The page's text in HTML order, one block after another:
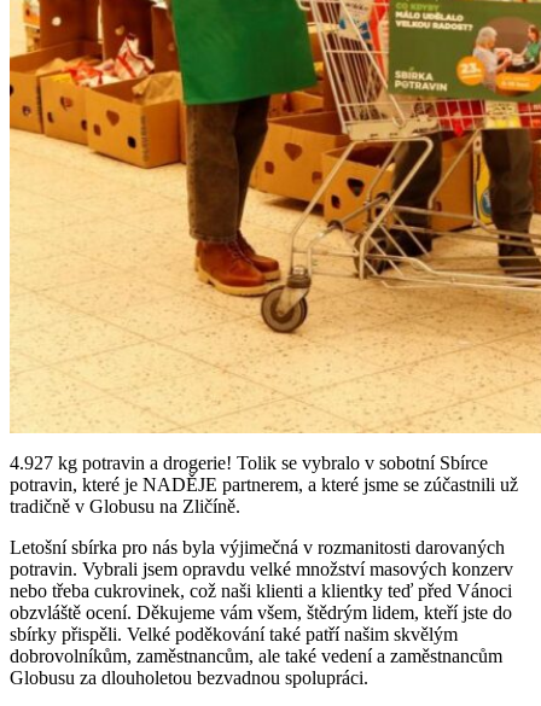
4.927 kg potravin a drogerie! Tolik se vybralo v sobotní Sbírce
potravin, které je NADĚJE partnerem, a které jsme se zúčastnili už
tradičně v Globusu na Zličíně.
Letošní sbírka pro nás byla výjimečná v rozmanitosti darovaných
potravin. Vybrali jsem opravdu velké množství masových konzerv
nebo třeba cukrovinek, což naši klienti a klientky teď před Vánoci
obzvláště ocení. Děkujeme vám všem, štědrým lidem, kteří jste do
sbírky přispěli. Velké poděkování také patří našim skvělým
dobrovolníkům, zaměstnancům, ale také vedení a zaměstnancům
Globusu za dlouholetou bezvadnou spolupráci.